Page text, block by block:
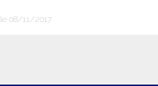
le 08/11/2017